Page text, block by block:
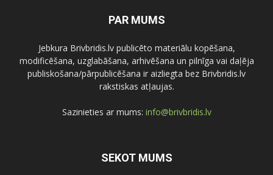
PAR MUMS
Jebkura Brivbridis.lv publicēto materiālu kopēšana,
modificēšana, uzglabāšana, arhivēšana un pilnīga vai daļēja
publiskošana/pārpublicēšana ir aizliegta bez Brivbridis.lv
rakstiskas atļaujas.
Sazinieties ar mums: info@brivbridis.lv
SEKOT MUMS